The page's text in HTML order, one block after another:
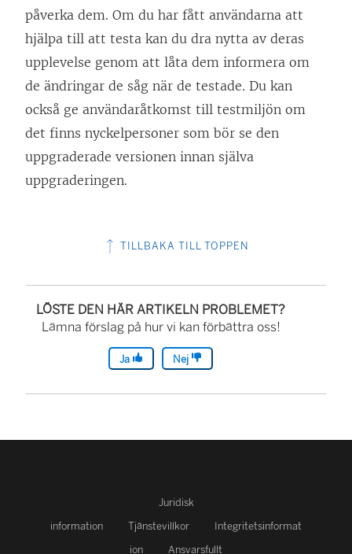
påverka dem. Om du har fått användarna att
hjälpa till att testa kan du dra nytta av deras
upplevelse genom att låta dem informera om
de ändringar de såg när de testade. Du kan
också ge användaråtkomst till testmiljön om
det finns nyckelpersoner som bör se den
uppgraderade versionen innan själva
uppgraderingen.
TILLBAKA TILL TOPPEN
LÖSTE DEN HÄR ARTIKELN PROBLEMET?
Lämna förslag på hur vi kan förbättra oss!
Ja Nej
Juridisk
information
Tjänstevillkor
Integritetsinformat
ion
Ansvarsfullt